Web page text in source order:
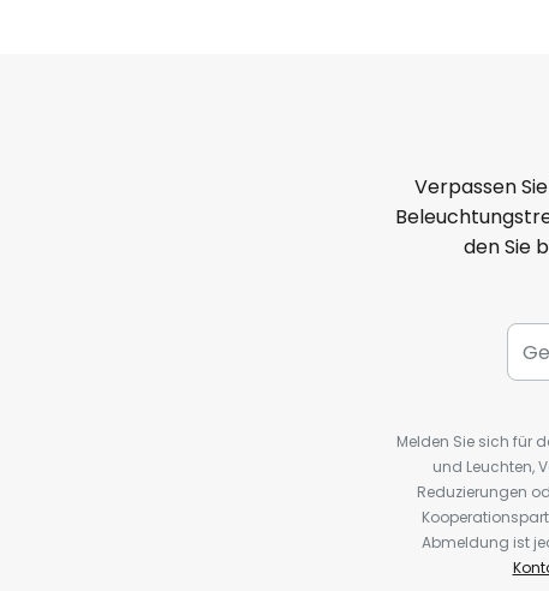
Verpassen
den Sie
Melden Sie sich für
und Leuchten,
Reduzierungen
Abmeldung ist